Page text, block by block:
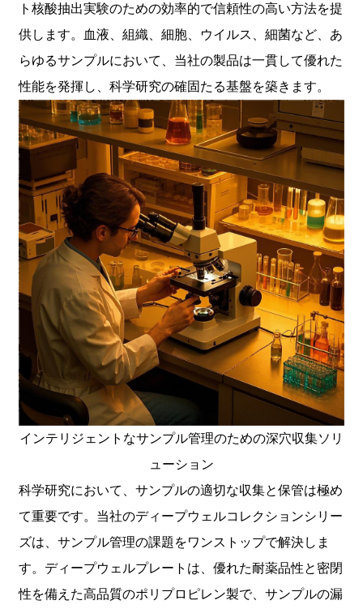
ト核酸抽出実験のための効率的で信頼性の高い方法を提
供します。血液、組織、細胞、ウイルス、細菌など、あ
らゆるサンプルにおいて、当社の製品は一貫して優れた
性能を発揮し、科学研究の確固たる基盤を築きます。
インテリジェントなサンプル管理のための深穴収集ソリ
ューション
科学研究において、サンプルの適切な収集と保管は極め
て重要です。当社のディープウェルコレクションシリー
ズは、サンプル管理の課題をワンストップで解決しま
す。ディープウェルプレートは、優れた耐薬品性と密閉
性を備えた高品質のポリプロピレン製で、サンプルの漏